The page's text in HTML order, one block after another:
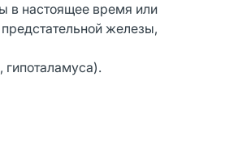
в настоящее время или
железы,